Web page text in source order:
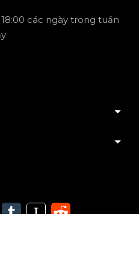
các ngày trong tuần